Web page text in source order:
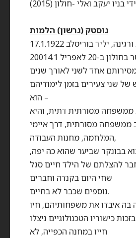
יעקב ואלי -חולון (2015)
גוסטק (גרשון) הלמות
אחד לשני לאורך שנים
שני צעירים בזמן לימודיהם
– הוא
ממשפחה מסורתית דתית, והיא
ממשפחה מסורתית, דרך איימי
המלחמה, מחנות העבודה,
בבונקר שביער שהוא כה יפה,
להצלתם של הילד חיים סגל
שחי היום בקנדה וחברים
נוספים שכבר לא בחיים.
איבדו את משפחותיהם, חיו
כישוריו הטכנולוגיים ניצלו
חייו במחנה הכפייה, לא